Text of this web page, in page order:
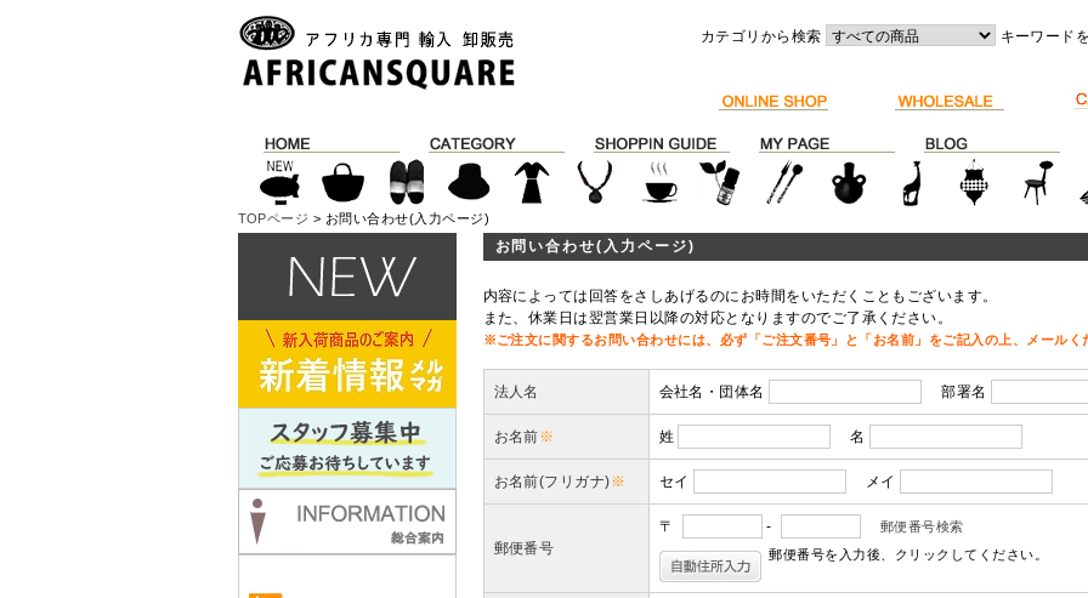
カテゴリから検索 キーワード
TOPページ > お問い合わせ(入力ページ)
お問い合わせ(入力ページ)
内容によっては回答をさしあげるのにお時間をいただくこともございます。
また、休業日は翌営業日以降の対応となりますのでご了承ください。
※ご注文に関するお問い合わせには、必ず「ご注文番号」と「お名前」をご記入の上、メール
法人名 会社名・団体名 部署名
お名前※ 姓 名
お名前(フリガナ)※ セイ メイ
郵便番号
〒 -
郵便番号検索
郵便番号を入力後、クリックしてください。